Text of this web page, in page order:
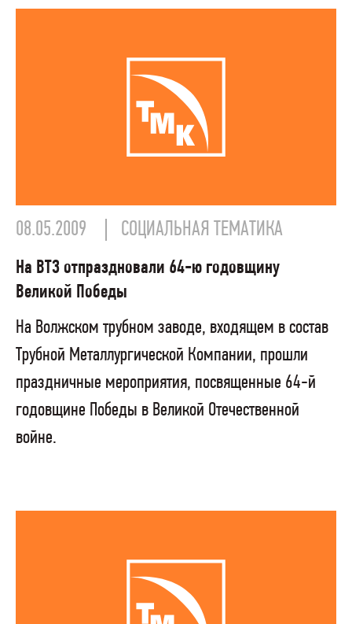
08.05.2009 СОЦИАЛЬНАЯ ТЕМАТИКА
На ВТЗ отпраздновали 64-ю годовщину
Великой Победы
На Волжском трубном заводе, входящем в состав
Трубной Металлургической Компании, прошли
праздничные мероприятия, посвященные 64-й
годовщине Победы в Великой Отечественной
войне.